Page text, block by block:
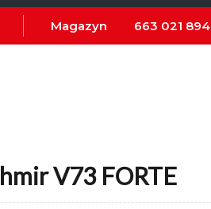
Magazyn 663 021 894
V73 FORTE